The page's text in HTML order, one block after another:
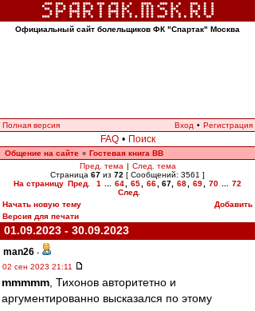
Официальный сайт болельщиков ФК "Спартак" Москва
Полная версия Вход • Регистрация
FAQ • Поиск
Общение на сайте » Гостевая книга ВВ
Пред. тема | След. тема
Страница 67 из 72 [ Сообщений: 3561 ]
На страницу Пред. 1 64 65 66 67 68 69 70
72
След.
Начать новую тему
Добавить
Версия для печати
01.09.2023 - 30.09.2023
man26 -
02 сен 2023 21:11
mmmmm , Тихонов авторитетно и
аргументированно высказался по этому